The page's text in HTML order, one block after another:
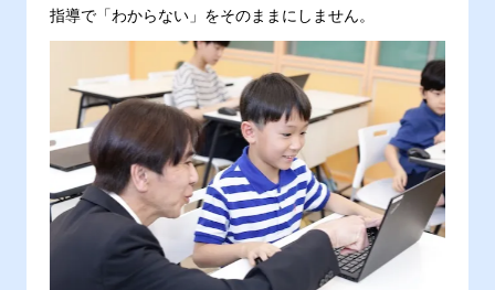
指導で「わからない」をそのままにしません。